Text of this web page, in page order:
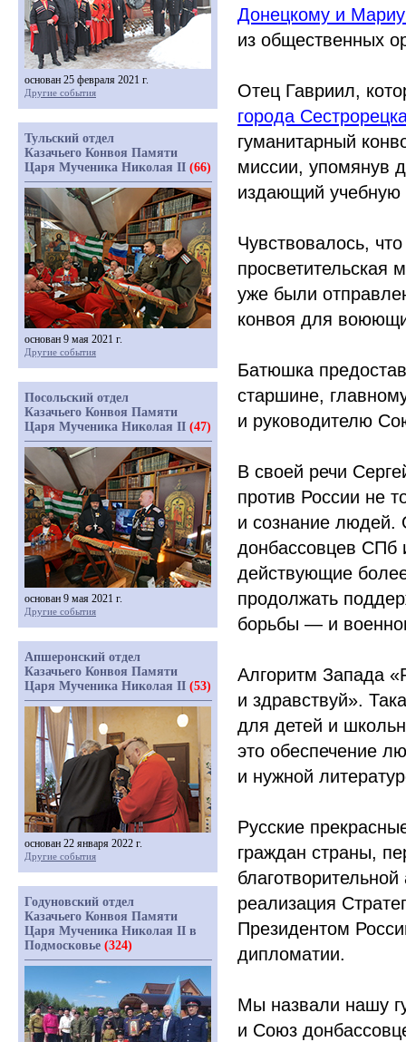
Донецкому и
из общественных
Отец Гавриил,
города
гуманитарный
миссии, упомянув
издающий учебную
Чувствовалось,
просветительская
уже были
конвоя для
Батюшка
старшине,
и руководителю
В своей речи
против России не
и сознание людей.
донбассовцев СПб
действующие
продолжать
борьбы — и
Алгоритм Запада
и здравствуй».
для детей и
это обеспечение
и нужной
Русские
граждан страны,
реализация
Президентом
дипломатии.
Мы назвали нашу
и Союз
основан 25 февраля 2021 г.
Другие события
Тульский отдел
Казачьего Конвоя Памяти
Царя Мученика Николая II (66)
основан 9 мая 2021 г.
Другие события
Посольский отдел
Казачьего Конвоя Памяти
Царя Мученика Николая II (47)
основан 9 мая 2021 г.
Другие события
Апшеронский отдел
Казачьего Конвоя Памяти
Царя Мученика Николая II (53)
основан 22 января 2022 г.
Другие события
Годуновский отдел
Казачьего Конвоя Памяти
Царя Мученика Николая II в
Подмосковье (324)